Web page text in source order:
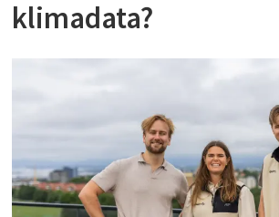
klimadata?